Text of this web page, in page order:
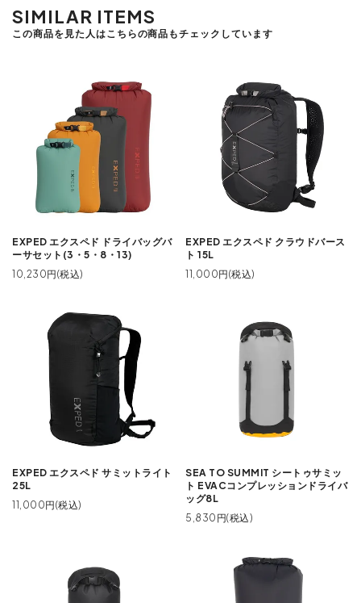
SIMILAR ITEMS
この商品を見た人はこちらの商品もチェックしています
EXPED エクスペド ドライバッグバ
ーサセット(3・5・8・13)
10,230円(税込)
EXPED エクスペド クラウドバース
ト 15L
11,000円(税込)
EXPED エクスペド サミットライト
25L
11,000円(税込)
SEA TO SUMMIT シートゥサミッ
ト EVACコンプレッションドライバ
ッグ8L
5,830円(税込)